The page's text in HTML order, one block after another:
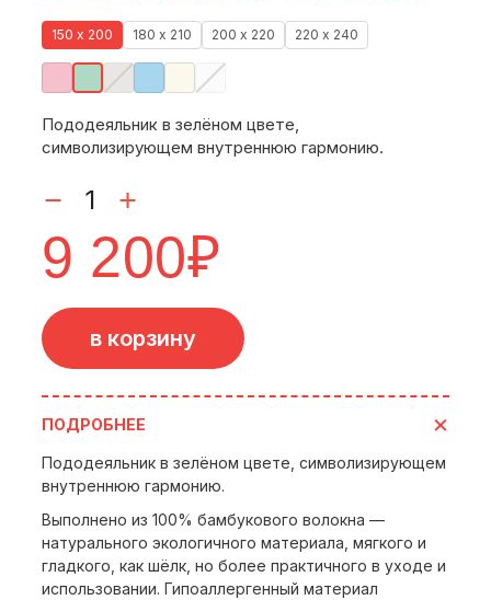
150 х 200 180 х 210 200 х 220 220 х 240
Пододеяльник в зелёном цвете,
символизирующем внутреннюю гармонию.
9 200₽
в корзину
ПОДРОБНЕЕ
Пододеяльник в зелёном цвете, символизирующем
внутреннюю гармонию.
Выполнено из 100% бамбукового волокна —
натурального экологичного материала, мягкого и
гладкого, как шёлк, но более практичного в уходе и
использовании. Гипоаллергенный материал